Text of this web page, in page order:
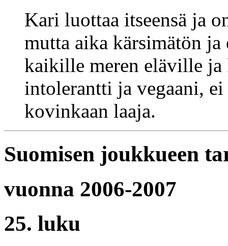
Kari luottaa itseensä ja
mutta aika kärsimätön
kaikille meren eläville ja
intolerantti ja vegaani,
kovinkaan laaja.
Suomisen joukkueen
vuonna 2006-2007
25. luku